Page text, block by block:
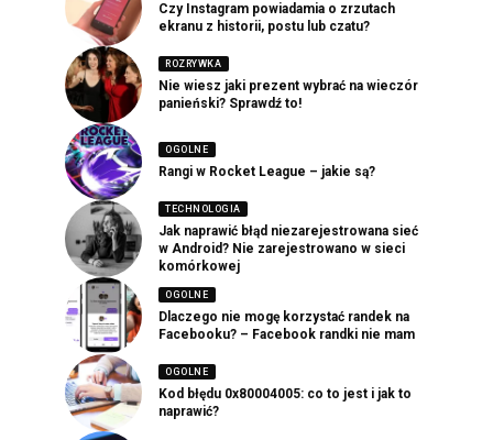
Czy Instagram powiadamia o zrzutach
ekranu z historii, postu lub czatu?
ROZRYWKA
Nie wiesz jaki prezent wybrać na wieczór
panieński? Sprawdź to!
OGOLNE
Rangi w Rocket League – jakie są?
TECHNOLOGIA
Jak naprawić błąd niezarejestrowana sieć
w Android? Nie zarejestrowano w sieci
komórkowej
OGOLNE
Dlaczego nie mogę korzystać randek na
Facebooku? – Facebook randki nie mam
OGOLNE
Kod błędu 0x80004005: co to jest i jak to
naprawić?